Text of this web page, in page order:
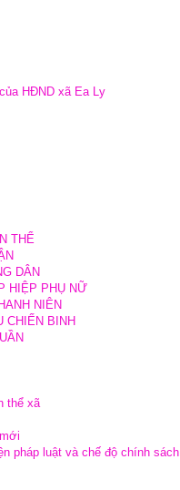
HĐND xã Ea Ly
THỂ
DÂN
HIỆP PHỤ NỮ
NIÊN
CHIẾN BINH
thể xã
pháp luật và chế độ chính sách